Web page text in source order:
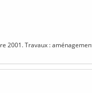
2001. Travaux :